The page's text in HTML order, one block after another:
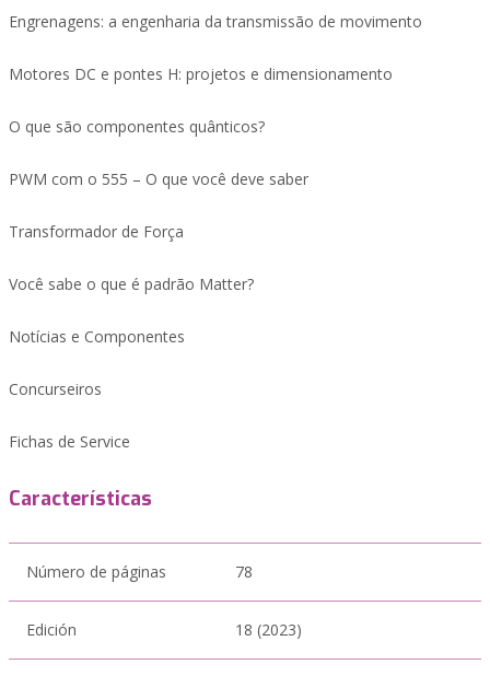
Engrenagens: a engenharia da transmissão de movimento
Motores DC e pontes H: projetos e dimensionamento
O que são componentes quânticos?
PWM com o 555 – O que você deve saber
Transformador de Força
Você sabe o que é padrão Matter?
Notícias e Componentes
Concurseiros
Fichas de Service
Características
Número de páginas 78
Edición 18 (2023)